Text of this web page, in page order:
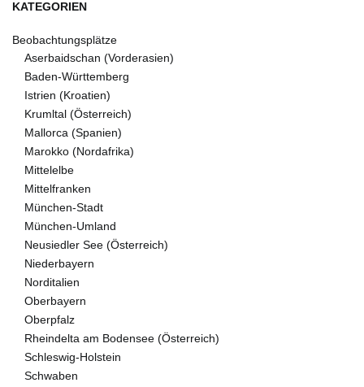
KATEGORIEN
Beobachtungsplätze
Aserbaidschan (Vorderasien)
Baden-Württemberg
Istrien (Kroatien)
Krumltal (Österreich)
Mallorca (Spanien)
Marokko (Nordafrika)
Mittelelbe
Mittelfranken
München-Stadt
München-Umland
Neusiedler See (Österreich)
Niederbayern
Norditalien
Oberbayern
Oberpfalz
Rheindelta am Bodensee (Österreich)
Schleswig-Holstein
Schwaben